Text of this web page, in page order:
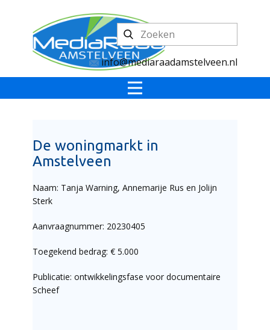
info@mediaraadamstelveen.nl
De woningmarkt in
Amstelveen
Naam: Tanja Warning, Annemarije Rus en Jolijn
Sterk
Aanvraagnummer: 20230405
Toegekend bedrag: € 5.000
Publicatie: ontwikkelingsfase voor documentaire
Scheef